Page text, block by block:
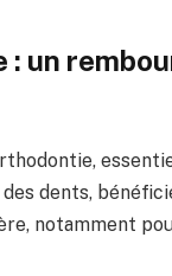
: un
dents,
notamment